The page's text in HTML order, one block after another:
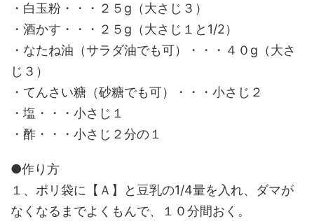
・白玉粉・・・２５g（大さじ３）
・酒かす・・・２５g（大さじ１と1/2）
・なたね油（サラダ油でも可）・・・４０g（大さ
じ３）
・てんさい糖（砂糖でも可）・・・小さじ２
・塩・・・小さじ１
・酢・・・小さじ２分の１
●作り方
１、ポリ袋に【Ａ】と豆乳の1/4量を入れ、ダマが
なくなるまでよくもんで、１０分間おく。